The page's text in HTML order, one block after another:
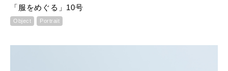
「服をめぐる」10号
Object Portrait